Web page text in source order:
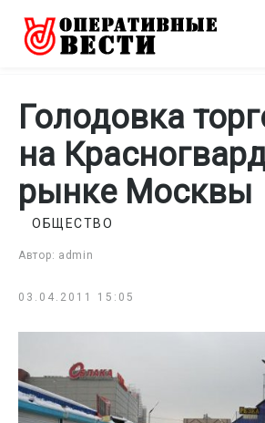
Голодовка
на
рынке Москвы
Автор: admin
ОБЩЕСТВО
03.04.2011 15:05